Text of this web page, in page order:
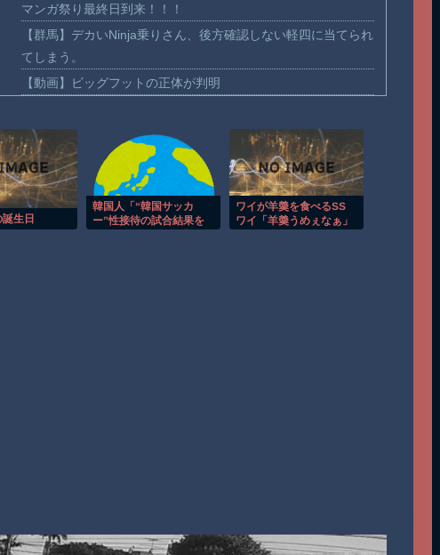
マンガ祭り最終日到来！！！
【群馬】デカいNinja乗りさん、後方確認しない軽四に当てられ
てしまう。
【動画】ビッグフットの正体が判明
∇`）
【動画】タイのティパンコーン王子が日本人女性とデートか？
お前らがメイドイン韓国で認めてるもの 「キムチ」あと3つ
は？
AmazonのアツさMax！心も踊る「マンガ毎週末セール（50%
生日
韓国人「“韓国サッカ
ー”性接待の試合結果を
ワイが羊羮を食べるSS
ワイ「羊羮うめぇなぁ」